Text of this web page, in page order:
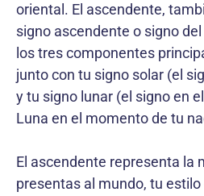
oriental. El ascendente,
signo ascendente o signo
los tres componentes
junto con tu signo solar (el
y tu signo lunar (el signo en
Luna en el momento de tu
El ascendente representa la
presentas al mundo, tu